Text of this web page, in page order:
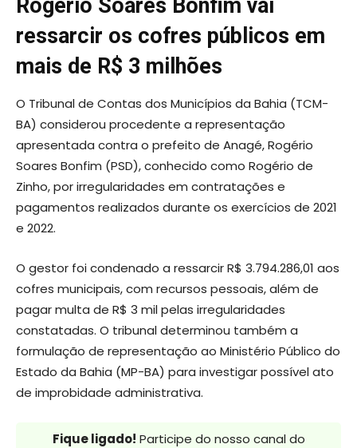
Rogério Soares Bonfim vai
ressarcir os cofres públicos em
mais de R$ 3 milhões
O Tribunal de Contas dos Municípios da Bahia (TCM-
BA) considerou procedente a representação
apresentada contra o prefeito de Anagé, Rogério
Soares Bonfim (PSD), conhecido como Rogério de
Zinho, por irregularidades em contratações e
pagamentos realizados durante os exercícios de 2021
e 2022.
O gestor foi condenado a ressarcir R$ 3.794.286,01 aos
cofres municipais, com recursos pessoais, além de
pagar multa de R$ 3 mil pelas irregularidades
constatadas. O tribunal determinou também a
formulação de representação ao Ministério Público do
Estado da Bahia (MP-BA) para investigar possível ato
de improbidade administrativa.
Fique ligado! Participe do nosso canal do